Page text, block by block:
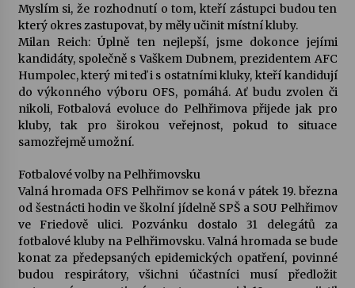
Myslím si, že rozhodnutí o tom, kteří zástupci budou ten
který okres zastupovat, by měly učinit místní kluby.
Milan Reich: Úplně ten nejlepší, jsme dokonce jejími
kandidáty, společně s Vaškem Dubnem, prezidentem AFC
Humpolec, který mi teď i s ostatními kluky, kteří kandidují
do výkonného výboru OFS, pomáhá. Ať budu zvolen či
nikoli, Fotbalová evoluce do Pelhřimova přijede jak pro
kluby, tak pro širokou veřejnost, pokud to situace
samozřejmě umožní.
Fotbalové volby na Pelhřimovsku
Valná hromada OFS Pelhřimov se koná v pátek 19. března
od šestnácti hodin ve školní jídelně SPŠ a SOU Pelhřimov
ve Friedově ulici. Pozvánku dostalo 31 delegátů za
fotbalové kluby na Pelhřimovsku. Valná hromada se bude
konat za předepsaných epidemických opatření, povinné
budou respirátory, všichni účastníci musí předložit